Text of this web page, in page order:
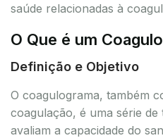
saúde relacionadas à
O Que é um
Definição e Objetivo
O coagulograma, também
coagulação, é uma série
avaliam a capacidade do